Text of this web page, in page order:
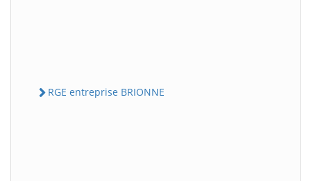
RGE entreprise BRIONNE